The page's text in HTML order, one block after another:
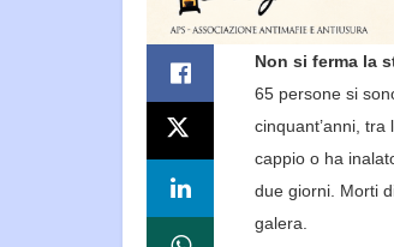
Non si ferma la
65 persone si
cinquant’anni, tra
cappio o ha
due giorni. Morti
galera.